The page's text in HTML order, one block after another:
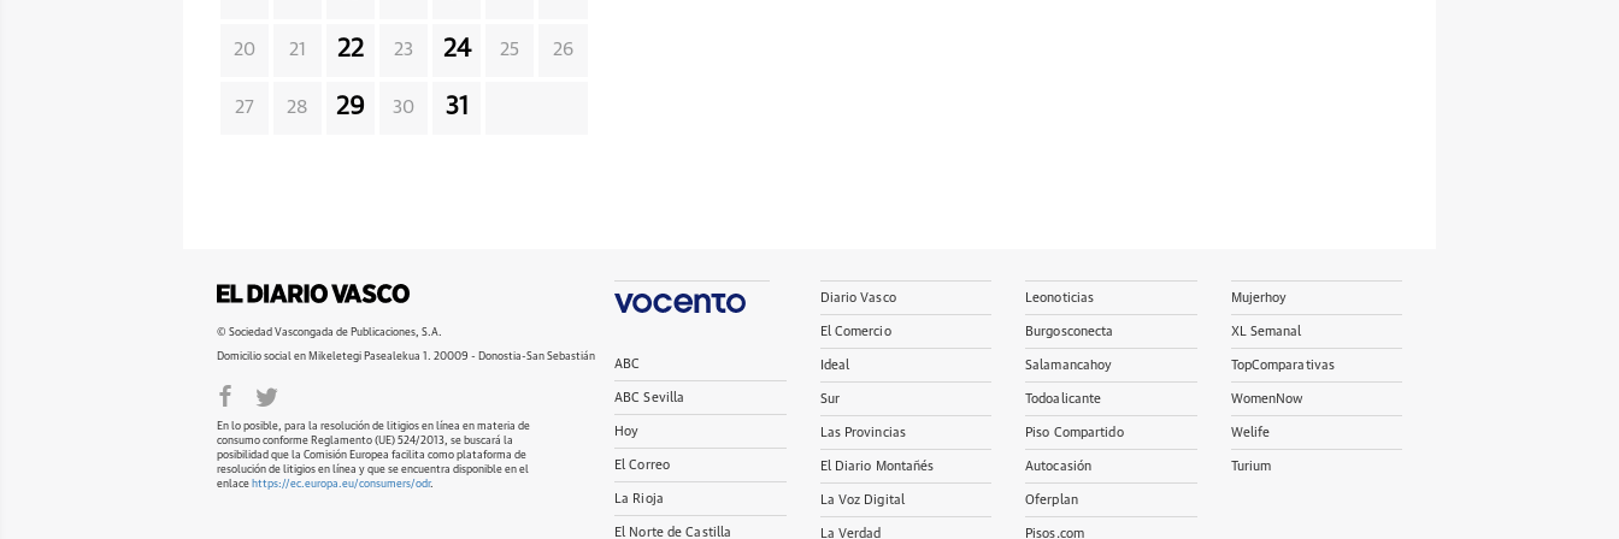
20 21 22 23 24 25 26
27 28 29 30 31
© Sociedad Vascongada de Publicaciones, S.A.
Domicilio social en Mikeletegi Pasealekua 1. 20009 - Donostia-San Sebastián
En lo posible, para la resolución de litigios en línea en materia de
consumo conforme Reglamento (UE) 524/2013, se buscará la
posibilidad que la Comisión Europea facilita como plataforma de
resolución de litigios en línea y que se encuentra disponible en el
enlace https://ec.europa.eu/consumers/odr.
ABC
ABC Sevilla
Hoy
El Correo
La Rioja
El Norte de Castilla
Diario Vasco
El Comercio
Ideal
Sur
Las Provincias
El Diario Montañés
La Voz Digital
La Verdad
Leonoticias
Burgosconecta
Salamancahoy
Todoalicante
Piso Compartido
Autocasión
Oferplan
Pisos.com
Mujerhoy
XL Semanal
TopComparativas
WomenNow
Welife
Turium